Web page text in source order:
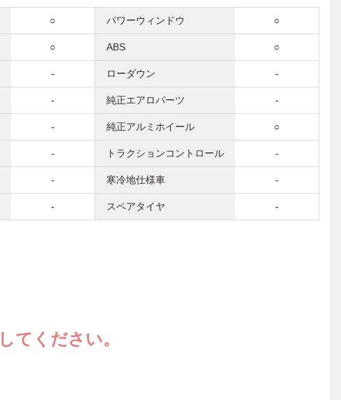
○ パワーウィンドウ ○
○ ABS ○
- ローダウン -
- 純正エアロパーツ -
- 純正アルミホイール ○
- トラクションコントロール -
- 寒冷地仕様車 -
- スペアタイヤ -